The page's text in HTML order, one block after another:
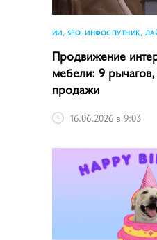
ИИ, SEO, ИНФОСПУТНИК,
Продвижение
мебели: 9
продажи
16.06.2026 в 9:03